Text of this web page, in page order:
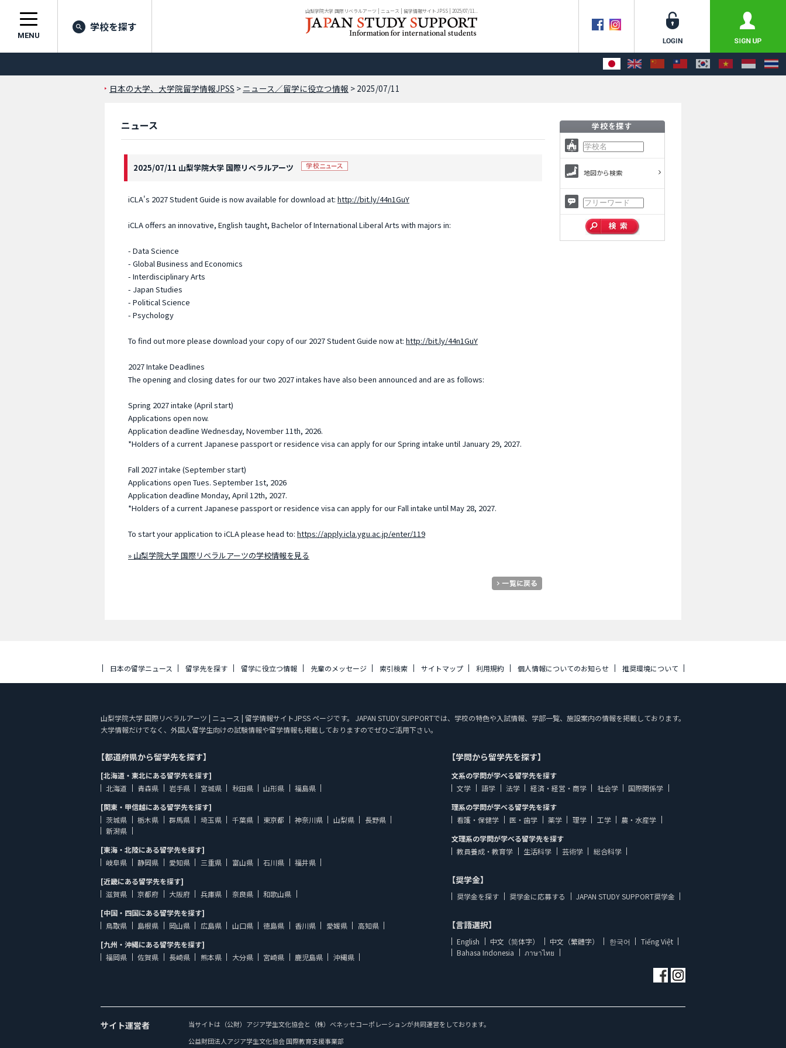
山梨学院大学 国際リベラルアーツ | ニュース | 留学情報サイトJPSS | 2025/07/11...
MENU
学校を探す
日本の大学、大学院留学情報JPSS > ニュース／留学に役立つ情報 > 2025/07/11
ニュース
2025/07/11 山梨学院大学 国際リベラルアーツ
iCLA's 2027 Student Guide is now available for download at: http://bit.ly/44n1GuY
iCLA offers an innovative, English taught, Bachelor of International Liberal Arts with majors in:
- Data Science
- Global Business and Economics
- Interdisciplinary Arts
- Japan Studies
- Political Science
- Psychology
To find out more please download your copy of our 2027 Student Guide now at: http://bit.ly/44n1GuY
2027 Intake Deadlines
The opening and closing dates for our two 2027 intakes have also been announced and are as follows:
Spring 2027 intake (April start)
Applications open now.
Application deadline Wednesday, November 11th, 2026.
*Holders of a current Japanese passport or residence visa can apply for our Spring intake until January 29, 2027.
Fall 2027 intake (September start)
Applications open Tues. September 1st, 2026
Application deadline Monday, April 12th, 2027.
*Holders of a current Japanese passport or residence visa can apply for our Fall intake until May 28, 2027.
To start your application to iCLA please head to: https://apply.icla.ygu.ac.jp/enter/119
» 山梨学院大学 国際リベラルアーツの学校情報を見る
地図から検索
日本の留学ニュース 留学先を探す 留学に役立つ情報 先輩のメッセージ 索引検索 サイトマップ 利用規約 個人情報についてのお知らせ 推奨環境について
山梨学院大学 国際リベラルアーツ | ニュース | 留学情報サイトJPSS ページです。 JAPAN STUDY SUPPORTでは、学校の特色や入試情報、学部一覧、施設案内の情報を掲載しております。
大学情報だけでなく、外国人留学生向けの試験情報や留学情報も掲載しておりますのでぜひご活用下さい。
【都道府県から留学先を探す】
[北海道・東北にある留学先を探す]
北海道
青森県 岩手県 宮城県 秋田県 山形県
福島県
[関東・甲信越にある留学先を探す]
茨城県
栃木県 群馬県 埼玉県 千葉県 東京都 神奈川県 山梨県
長野県
新潟県
[東海・北陸にある留学先を探す]
岐阜県
静岡県 愛知県 三重県 富山県 石川県
福井県
[近畿にある留学先を探す]
滋賀県
京都府 大阪府 兵庫県 奈良県
和歌山県
[中国・四国にある留学先を探す]
鳥取県
島根県 岡山県 広島県 山口県 徳島県 香川県 愛媛県
高知県
[九州・沖縄にある留学先を探す]
福岡県
佐賀県 長崎県 熊本県 大分県 宮崎県 鹿児島県 沖縄県
【学問から留学先を探す】
文系の学問が学べる留学先を探す
文学
語学 法学 経済・経営・商学 社会学
国際関係学
理系の学問が学べる留学先を探す
看護・保健学
医・歯学 薬学 理学 工学
農・水産学
文理系の学問が学べる留学先を探す
教員養成・教育学
生活科学 芸術学 総合科学
【奨学金】
奨学金を探す 奨学金に応募する JAPAN STUDY SUPPORT奨学金
【言語選択】
English 中文（简体字） 中文（繁體字） 한국어
Tiếng Việt
Bahasa Indonesia
ภาษาไทย
サイト運営者
当サイトは（公財）アジア学生文化協会と（株）ベネッセコーポレーションが共同運営をしております。
公益財団法人アジア学生文化協会 国際教育支援事業部